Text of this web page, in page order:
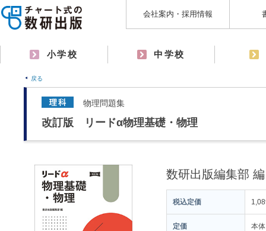
会社案内・採用情報
小学校 中学校
戻る
物理問題集
改訂版 リードα物理基礎・物理
数研出版編集部 編
税込定価
定価 本